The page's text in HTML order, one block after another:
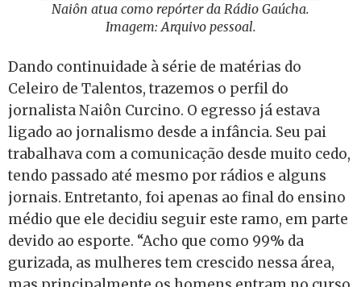
Naiôn atua como repórter da Rádio Gaúcha.
Imagem: Arquivo pessoal.
Dando continuidade à série de matérias do
Celeiro de Talentos, trazemos o perfil do
jornalista Naiôn Curcino. O egresso já estava
ligado ao jornalismo desde a infância. Seu pai
trabalhava com a comunicação desde muito cedo,
tendo passado até mesmo por rádios e alguns
jornais. Entretanto, foi apenas ao final do ensino
médio que ele decidiu seguir este ramo, em parte
devido ao esporte. “Acho que como 99% da
gurizada, as mulheres tem crescido nessa área,